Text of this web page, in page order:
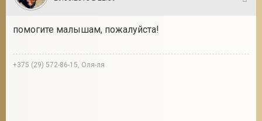
помогите малышам, пожалуйста!
+375 (29) 572-86-15, Оля-ля